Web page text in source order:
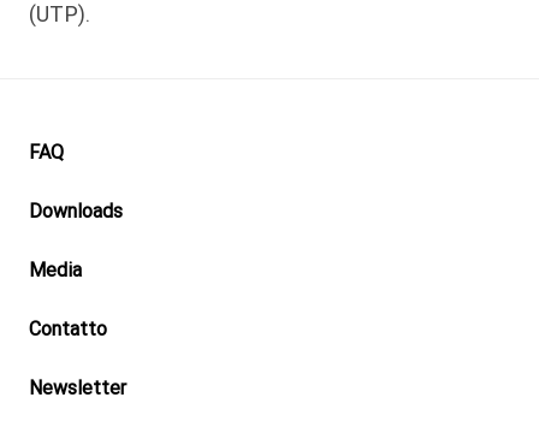
(UTP).
Footer
FAQ
Downloads
Media
Contatto
Newsletter